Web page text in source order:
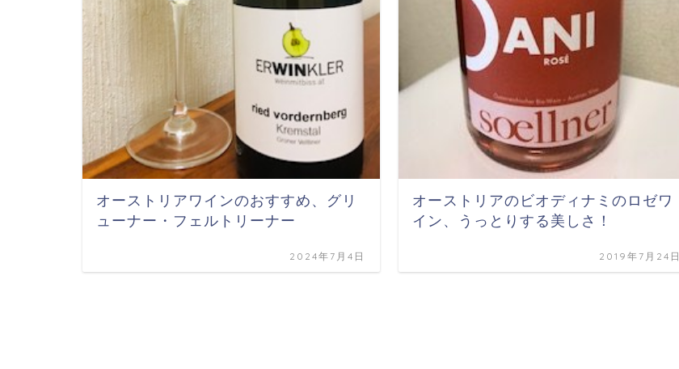
オーストリアワインのおすすめ、グリ
ューナー・フェルトリーナー
2024年7月4日
オーストリアのビオディナミのロゼワ
イン、うっとりする美しさ！
2019年7月24日